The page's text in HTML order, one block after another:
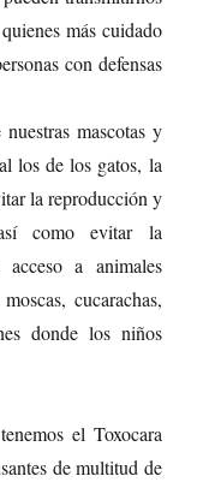
más cuidado
con defensas
mascotas y
los de los gatos, la
la reproducción y
como evitar la
a animales
cucarachas,
donde los niños
el Toxocara
de multitud de